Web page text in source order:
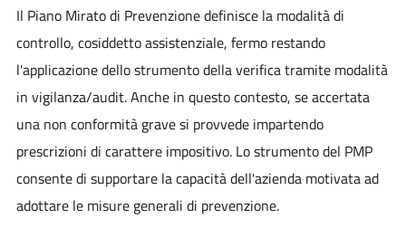
Il Piano Mirato di Prevenzione definisce la modalità di
controllo, cosiddetto assistenziale, fermo restando
l'applicazione dello strumento della verifica tramite modalità
in vigilanza/audit. Anche in questo contesto, se accertata
una non conformità grave si provvede impartendo
prescrizioni di carattere impositivo. Lo strumento del PMP
consente di supportare la capacità dell'azienda motivata ad
adottare le misure generali di prevenzione.